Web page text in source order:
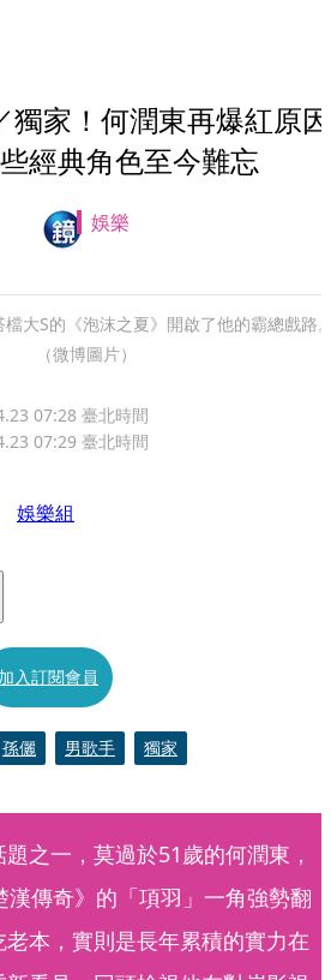
獨家！何潤東再爆紅原因
經典角色至今難忘
娛樂
大S的《泡沫之夏》開啟了他的霸總戲路
（微博圖片）
07:28 臺北時間
07:29 臺北時間
娛樂組
加入訂閱會員
孫儷 男歌手 獨家
之一，莫過於51歲的何潤東，
漢傳奇》的「項羽」一角強勢翻
本，實則是長年累積的實力在